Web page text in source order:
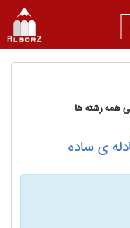
همه رشته ها
ی ساده